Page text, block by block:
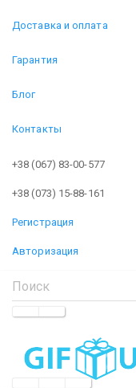
Доставка и оплата
Гарантия
Блог
Контакты
+38 (067) 83-00-577
+38 (073) 15-88-161
Регистрация
Авторизация